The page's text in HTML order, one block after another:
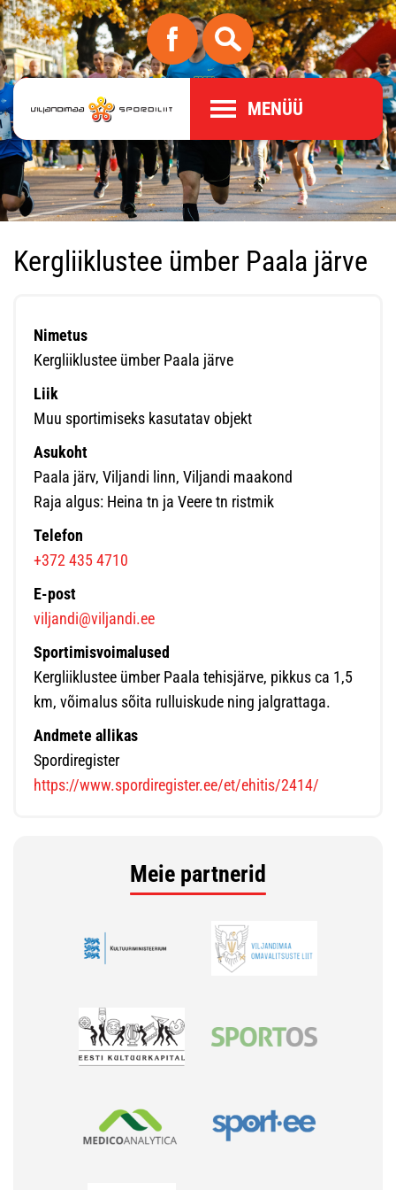
MENÜÜ
Kergliiklustee ümber Paala järve
Nimetus
Kergliiklustee ümber Paala järve
Liik
Muu sportimiseks kasutatav objekt
Asukoht
Paala järv, Viljandi linn, Viljandi maakond
Raja algus: Heina tn ja Veere tn ristmik
Telefon
+372 435 4710
E-post
viljandi@viljandi.ee
Sportimisvoimalused
Kergliiklustee ümber Paala tehisjärve, pikkus ca 1,5
km, võimalus sõita rulluiskude ning jalgrattaga.
Andmete allikas
Spordiregister
https://www.spordiregister.ee/et/ehitis/2414/
Meie partnerid